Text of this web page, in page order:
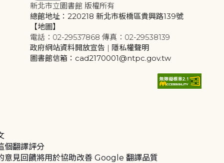
新北市立圖書館 版權所有
總館地址：220218 新北市板橋區貴興路139號
【地圖】
電話：02-29537868 傳真：02-29538139
政府網站資料開放宣告 | 隱私權聲明
圖書館信箱：cad2170001@ntpc.gov.tw
個翻譯評分
意見回饋將用於協助改善 Google 翻譯品質